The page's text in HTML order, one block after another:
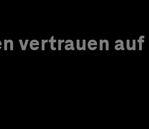
vertrauen